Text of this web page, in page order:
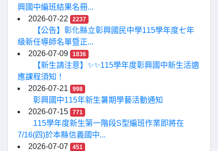
興國中編班結果名冊...
2026-07-22
2237
【公告】彰化縣立彰興國民中學115學年度七年
級新任導師名單暨正...
2026-07-09
1836
【新生請注意】✨✨115學年度彰興國中新生活適
應課程須知！
2026-07-21
998
彰興國中115年新生暑期學藝活動通知
2026-07-15
771
115學年度新生第一階段S型編班作業即將在
7/16(四)於本縣信義國中...
2026-07-07
451